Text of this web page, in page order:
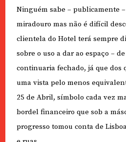
Ninguém sabe – publicamente
miradouro mas não é difícil
clientela do Hotel terá sempre
sobre o uso a dar ao espaço –
continuaria fechado, já que dos
uma vista pelo menos
25 de Abril, símbolo cada vez
bordel financeiro que sob a
progresso tomou conta de